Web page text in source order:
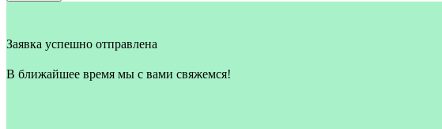
Заявка успешно отправлена
В ближайшее время мы с вами свяжемся!